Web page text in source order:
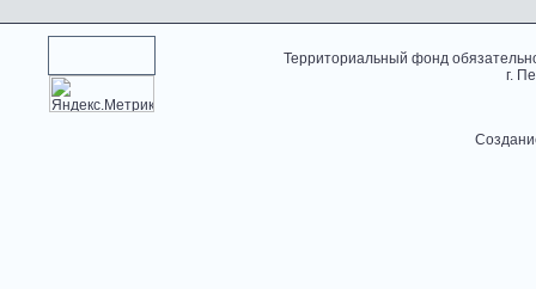
Территориальный фонд
г.